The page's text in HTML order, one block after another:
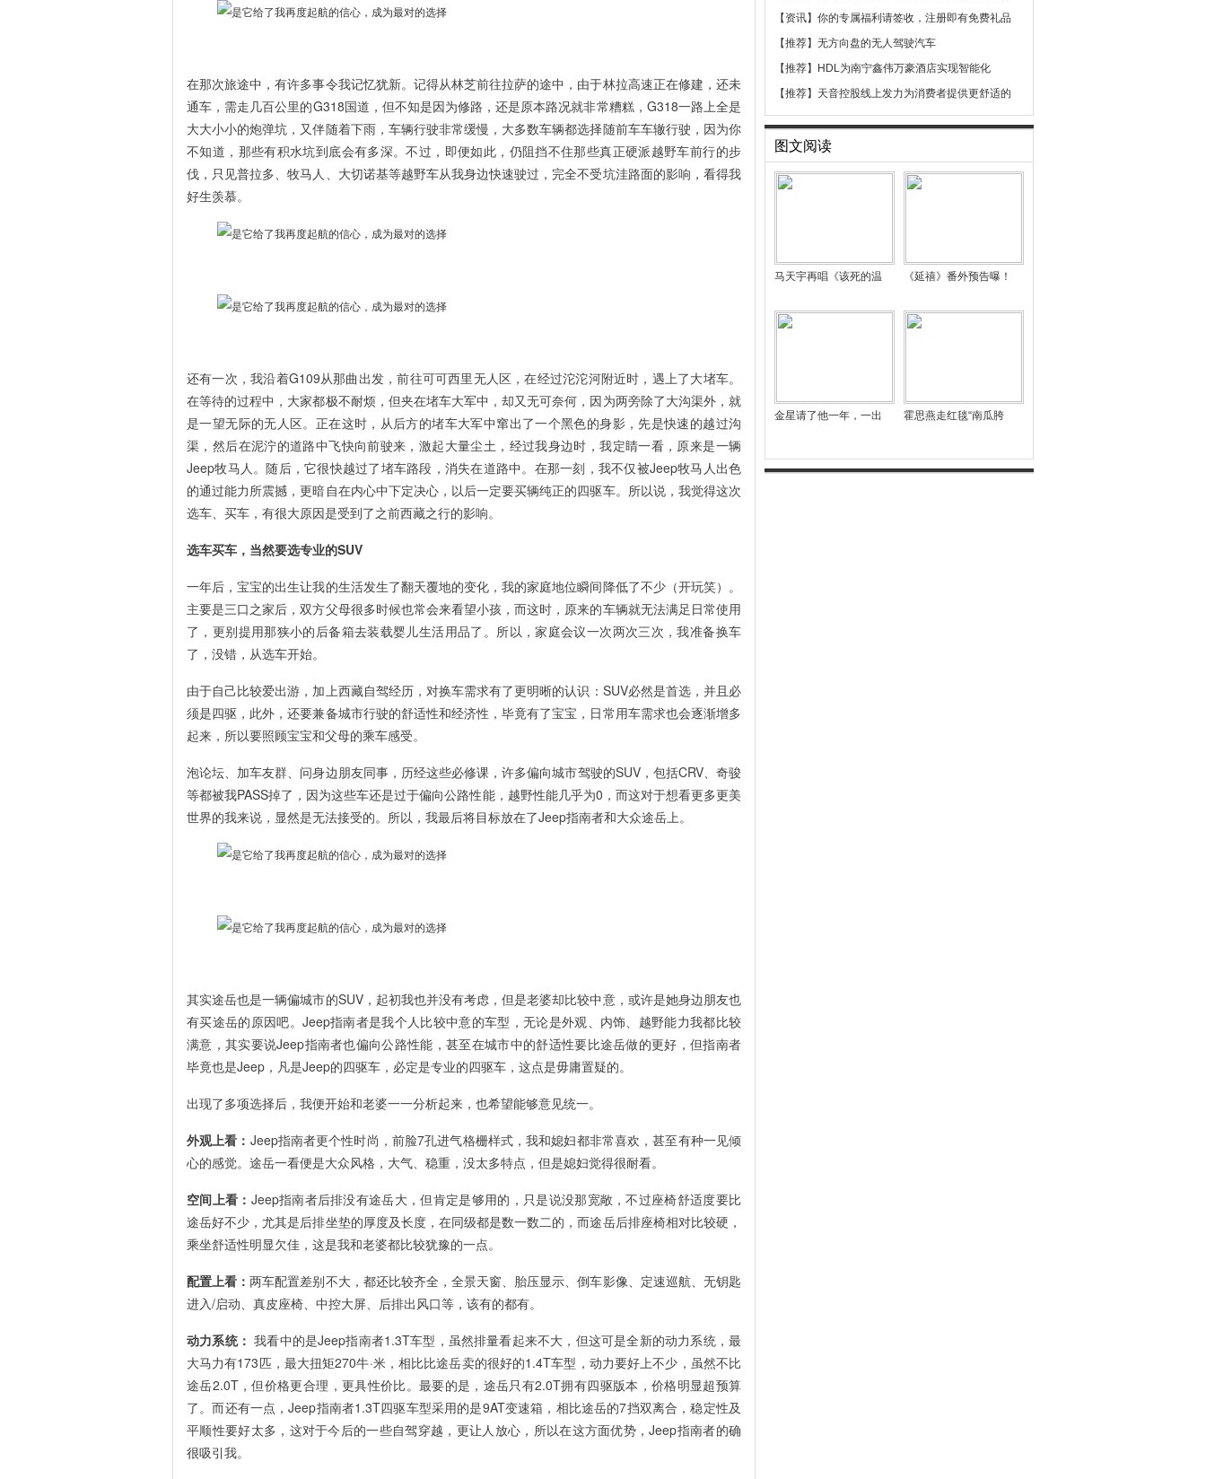
在那次旅途中，有许多事令我记忆犹新。记得从林芝前往拉萨的途中，由于林拉高速正在修建，还未
通车，需走几百公里的G318国道，但不知是因为修路，还是原本路况就非常糟糕，G318一路上全是
大大小小的炮弹坑，又伴随着下雨，车辆行驶非常缓慢，大多数车辆都选择随前车车辙行驶，因为你
不知道，那些有积水坑到底会有多深。不过，即便如此，仍阻挡不住那些真正硬派越野车前行的步
伐，只见普拉多、牧马人、大切诺基等越野车从我身边快速驶过，完全不受坑洼路面的影响，看得我
好生羡慕。
还有一次，我沿着G109从那曲出发，前往可可西里无人区，在经过沱沱河附近时，遇上了大堵车。
在等待的过程中，大家都极不耐烦，但夹在堵车大军中，却又无可奈何，因为两旁除了大沟渠外，就
是一望无际的无人区。正在这时，从后方的堵车大军中窜出了一个黑色的身影，先是快速的越过沟
渠，然后在泥泞的道路中飞快向前驶来，激起大量尘土，经过我身边时，我定睛一看，原来是一辆
Jeep牧马人。随后，它很快越过了堵车路段，消失在道路中。在那一刻，我不仅被Jeep牧马人出色
的通过能力所震撼，更暗自在内心中下定决心，以后一定要买辆纯正的四驱车。所以说，我觉得这次
选车、买车，有很大原因是受到了之前西藏之行的影响。
选车买车，当然要选专业的SUV
一年后，宝宝的出生让我的生活发生了翻天覆地的变化，我的家庭地位瞬间降低了不少（开玩笑）。
主要是三口之家后，双方父母很多时候也常会来看望小孩，而这时，原来的车辆就无法满足日常使用
了，更别提用那狭小的后备箱去装载婴儿生活用品了。所以，家庭会议一次两次三次，我准备换车
了，没错，从选车开始。
由于自己比较爱出游，加上西藏自驾经历，对换车需求有了更明晰的认识：SUV必然是首选，并且必
须是四驱，此外，还要兼备城市行驶的舒适性和经济性，毕竟有了宝宝，日常用车需求也会逐渐增多
起来，所以要照顾宝宝和父母的乘车感受。
泡论坛、加车友群、问身边朋友同事，历经这些必修课，许多偏向城市驾驶的SUV，包括CRV、奇骏
等都被我PASS掉了，因为这些车还是过于偏向公路性能，越野性能几乎为0，而这对于想看更多更美
世界的我来说，显然是无法接受的。所以，我最后将目标放在了Jeep指南者和大众途岳上。
其实途岳也是一辆偏城市的SUV，起初我也并没有考虑，但是老婆却比较中意，或许是她身边朋友也
有买途岳的原因吧。Jeep指南者是我个人比较中意的车型，无论是外观、内饰、越野能力我都比较
满意，其实要说Jeep指南者也偏向公路性能，甚至在城市中的舒适性要比途岳做的更好，但指南者
毕竟也是Jeep，凡是Jeep的四驱车，必定是专业的四驱车，这点是毋庸置疑的。
出现了多项选择后，我便开始和老婆一一分析起来，也希望能够意见统一。
外观上看： Jeep指南者更个性时尚，前脸7孔进气格栅样式，我和媳妇都非常喜欢，甚至有种一见倾
心的感觉。途岳一看便是大众风格，大气、稳重，没太多特点，但是媳妇觉得很耐看。
空间上看： Jeep指南者后排没有途岳大，但肯定是够用的，只是说没那宽敞，不过座椅舒适度要比
途岳好不少，尤其是后排坐垫的厚度及长度，在同级都是数一数二的，而途岳后排座椅相对比较硬，
乘坐舒适性明显欠佳，这是我和老婆都比较犹豫的一点。
配置上看：两车配置差别不大，都还比较齐全，全景天窗、胎压显示、倒车影像、定速巡航、无钥匙
进入/启动、真皮座椅、中控大屏、后排出风口等，该有的都有。
动力系统：我看中的是Jeep指南者1.3T车型，虽然排量看起来不大，但这可是全新的动力系统，最
大马力有173匹，最大扭矩270牛·米，相比比途岳卖的很好的1.4T车型，动力要好上不少，虽然不比
途岳2.0T，但价格更合理，更具性价比。最要的是，途岳只有2.0T拥有四驱版本，价格明显超预算
了。而还有一点，Jeep指南者1.3T四驱车型采用的是9AT变速箱，相比途岳的7挡双离合，稳定性及
平顺性要好太多，这对于今后的一些自驾穿越，更让人放心，所以在这方面优势，Jeep指南者的确
很吸引我。
【资讯】 你的专属福利请签收，注册即有免费礼品
【推荐】 无方向盘的无人驾驶汽车
【推荐】
HDL为南宁鑫伟万豪酒店实现智能化
【推荐】 天音控股线上发力为消费者提供更舒适的
图文阅读
马天宇再唱《该死的温 《延禧》番外预告曝！
金星请了他一年，一出 霍思燕走红毯“南瓜胯